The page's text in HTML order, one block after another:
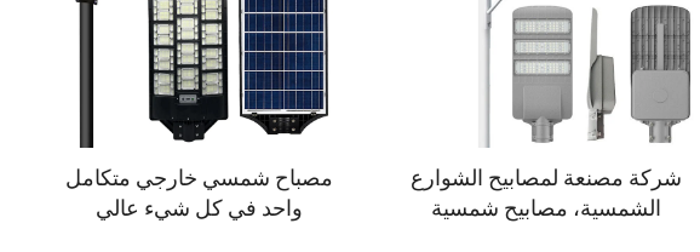
شركة مصنعة لمصابيح الشوارع
الشمسية، مصابيح شمسية
مصباح شمسي خارجي متكامل
واحد في كل شيء عالي